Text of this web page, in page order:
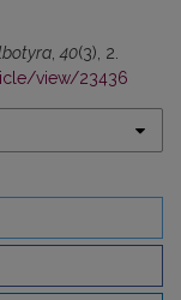
,40(3), 2.
view/23436